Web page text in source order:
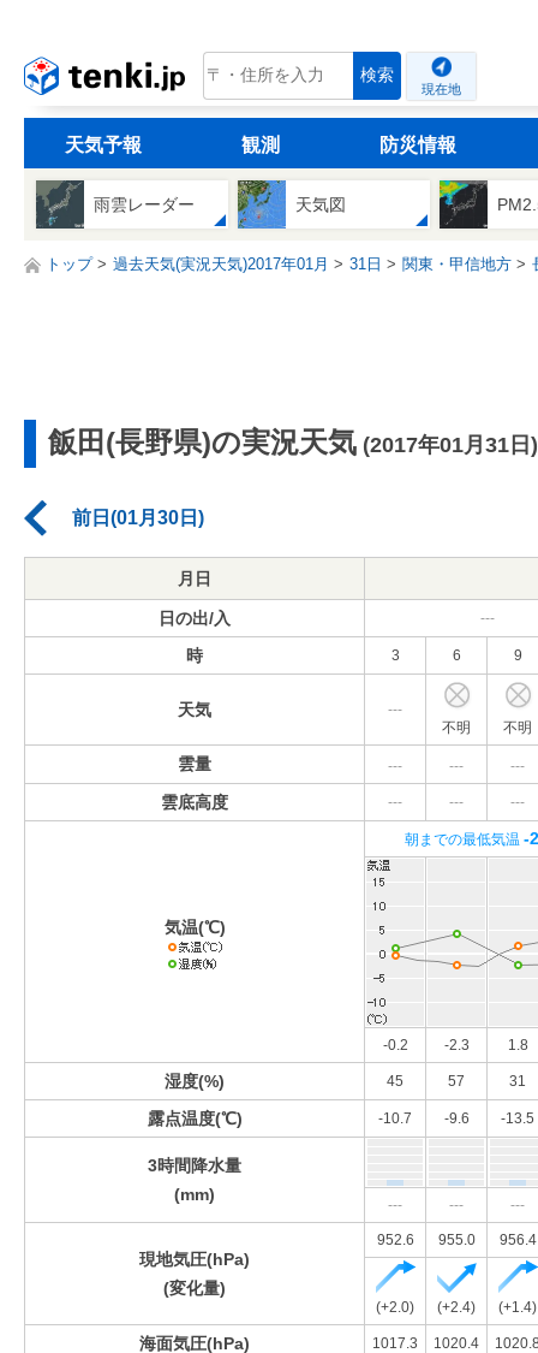
tenki.jp 検索
現在地
天気予報 観測 防災情報
雨雲レーダー 天気図
トップ 過去天気(実況天気)2017年01月 31日 関東・甲信地方
飯田(長野県)の実況天気 (2017年01月31日)
前日(01月30日)
月日
日の出/入 ---
時 3 6 9
天気
---
不明
不明
雲量 --- --- ---
雲底高度 --- --- ---
気温(℃)
朝までの最低気温 -
-0.2 -2.3 1.8
湿度(%) 45 57 31
露点温度(℃) -10.7 -9.6 -13.5
3時間降水量
(mm)
--- --- ---
現地気圧(hPa)
(変化量)
952.6 955.0 956.4
(+2.0) (+2.4) (+1.4)
海面気圧(hPa) 1017.3 1020.4